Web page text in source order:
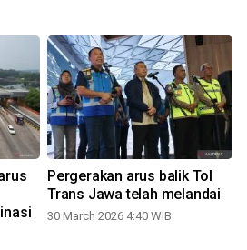
Pergerakan arus balik Tol
Trans Jawa telah melandai
30 March 2026 4:40 WIB